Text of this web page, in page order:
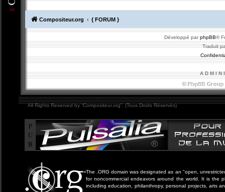
Compositeur.org { FORUM }
Développé parphpBB®
Traduit
A D M I N
All Rights Reserved by “Compositeur.org”. (Tous Droits Réservés)
P
U
B
The .ORG domain was designated as an "open,
for noncommercial endeavors around the world. It is the
including education, philanthropy, personal projects, arts